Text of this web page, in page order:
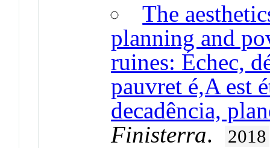
The
planning and
ruines: Échec,
pauvret é,A est
decadência,
Finisterra. 2018